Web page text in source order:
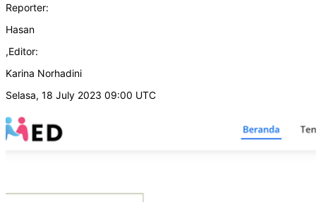
Reporter:
Hasan
,Editor:
Karina Norhadini
Selasa, 18 July 2023 09:00 UTC